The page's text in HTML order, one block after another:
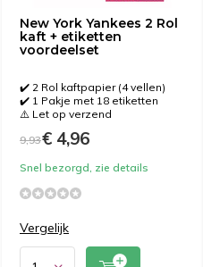
New York Yankees 2 Rol
kaft + etiketten
voordeelset
✔️ 2 Rol kaftpapier (4 vellen)
✔️ 1 Pakje met 18 etiketten
⚠️ Let op verzend
9,93€ 4,96
Snel bezorgd, zie details
Vergelijk